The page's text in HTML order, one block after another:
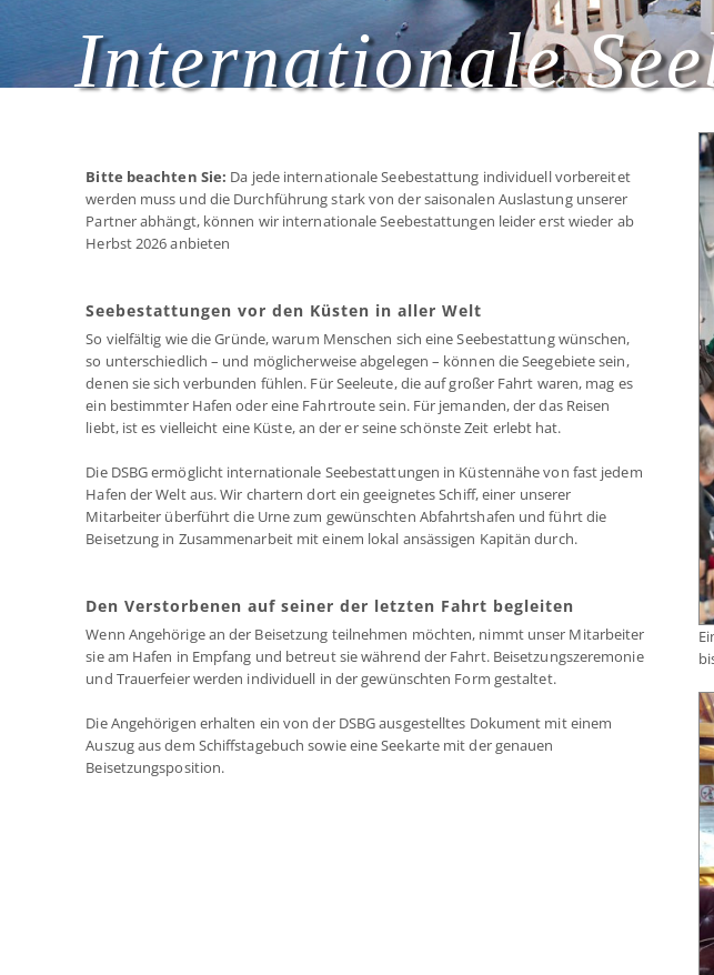
Internationale
Bitte beachten Sie: Da jede internationale Seebestattung individuell vorbereitet
werden muss und die Durchführung stark von der saisonalen Auslastung unserer
Partner abhängt, können wir internationale Seebestattungen leider erst wieder ab
Herbst 2026 anbieten
Seebestattungen vor den Küsten in aller Welt
So vielfältig wie die Gründe, warum Menschen sich eine Seebestattung wünschen,
so unterschiedlich – und möglicherweise abgelegen – können die Seegebiete sein,
denen sie sich verbunden fühlen. Für Seeleute, die auf großer Fahrt waren, mag es
ein bestimmter Hafen oder eine Fahrtroute sein. Für jemanden, der das Reisen
liebt, ist es vielleicht eine Küste, an der er seine schönste Zeit erlebt hat.
Die DSBG ermöglicht internationale Seebestattungen in Küstennähe von fast jedem
Hafen der Welt aus. Wir chartern dort ein geeignetes Schiff, einer unserer
Mitarbeiter überführt die Urne zum gewünschten Abfahrtshafen und führt die
Beisetzung in Zusammenarbeit mit einem lokal ansässigen Kapitän durch.
Den Verstorbenen auf seiner der letzten Fahrt begleiten
Wenn Angehörige an der Beisetzung teilnehmen möchten, nimmt unser Mitarbeiter
sie am Hafen in Empfang und betreut sie während der Fahrt. Beisetzungszeremonie
und Trauerfeier werden individuell in der gewünschten Form gestaltet.
Die Angehörigen erhalten ein von der DSBG ausgestelltes Dokument mit einem
Auszug aus dem Schiffstagebuch sowie eine Seekarte mit der genauen
Beisetzungsposition.